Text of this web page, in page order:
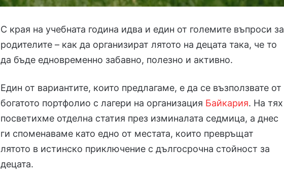
С края на учебната година идва и един от големите въпроси за
родителите – как да организират лятото на децата така, че то
да бъде едновременно забавно, полезно и активно.
Един от вариантите, които предлагаме, е да се възползвате от
богатото портфолио с лагери на организация Байкария. На тях
посветихме отделна статия през изминалата седмица, а днес
ги споменаваме като едно от местата, които превръщат
лятото в истинско приключение с дългосрочна стойност за
децата.